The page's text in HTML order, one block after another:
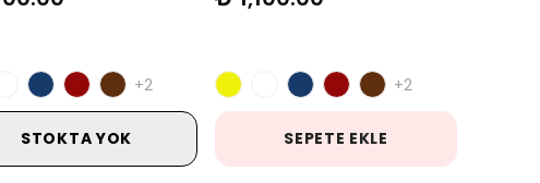
+2
STOKTA YOK
+2
SEPETE EKLE